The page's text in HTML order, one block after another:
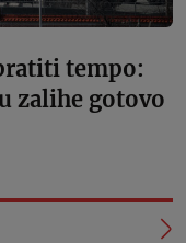
tempo:
zalihe gotovo